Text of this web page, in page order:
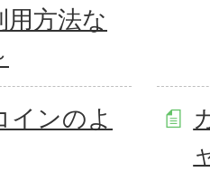
用方法な
インのよ